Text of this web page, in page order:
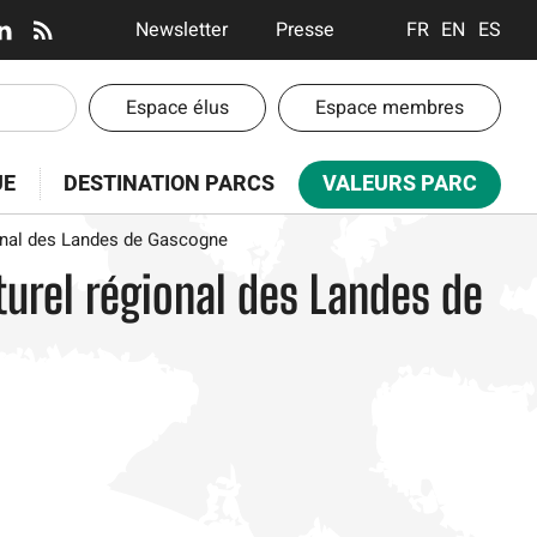
En-
tête
Communication
Newsletter Presse FRANÇAIS
ENGLISH
En-
tête
-
Espaces
Espace élus Espace membres
DESTINATION PARCS VALEURS PARC
des Landes de Gascogne
régional des Landes de